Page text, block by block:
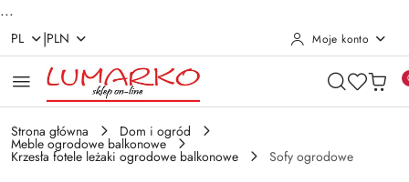
...
Przejdź do treści głównej
Przejdź do wyszukiwarki
Przejdź do moje konto
Przejdź do menu głównego
Przejdź do opisu produktu
Przejdź do stopki
PL |PLN Moje konto
Strona główna Dom i ogród
Meble ogrodowe balkonowe
Krzesła fotele leżaki ogrodowe balkonowe Sofy ogrodowe